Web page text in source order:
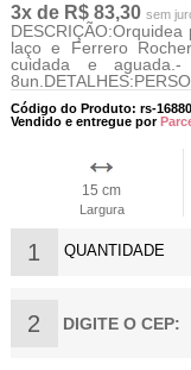
3x de R$ 83,30 sem
laço e Ferrero
cuidada e
Código do Produto: rs-
Vendido e entregue por
15 cm
Largura
1 QUANTIDADE
2 DIGITE O CEP: